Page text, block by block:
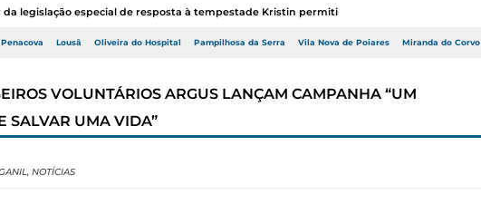
da legislação especial de resposta à tempestade Kristin permitir a adj...
Penacova Lousã Oliveira do Hospital Pampilhosa da Serra Vila Nova de Poiares Miranda do Corvo
VOLUNTÁRIOS ARGUS LANÇAM CAMPANHA “UM
SALVAR UMA VIDA”
, NOTÍCIAS